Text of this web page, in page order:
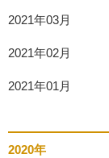
2021年03月
2021年02月
2021年01月
2020年